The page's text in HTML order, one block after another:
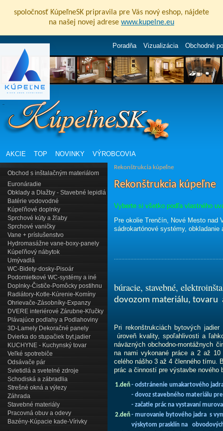
spoločnosť KúpeľneSK pripravila pre Vás nový eshop, nájdete
na našej novej adrese www.kupelne.eu
Poradňa Vizualizácia Obchodné
AKCIE TOP NOVINKY VÝROBCOVIA
Obchod s inštalačným materiálom
Euronáradie
Obklady a Dlažby - Stavebné lepidlá
Batérie vodovodné
Kúpeľňové doplnky
Sprchové kúty a žľaby
Sprchové vaničky
Vane + príslušenstvo
Hydromasážne vane-boxy-panely
Kúpeľňový nábytok
Umývadlá
WC-Bidety-dosky-Pisoár
Podomietkové WC-systémy a iné
Doplnky-Čističe-Pomôcky postihnu
Radiátory-Kotle-Kúrenie-Komíny
Ohrievače-Zásobníky-Expanzy
DVERE interiérové Zárubne-Kľučky
Plávajúce podlahy a Podlahoviny
3D-Lamely Dekoračné panely
Dvierka do stupačiek byt.jadier
KUCHYNE - Kuchynský tovar
Veľké spotrebiče
Odsávače pár
Svietidlá a svetelné zdroje
Schodiská a zábradlia
Strešné okná a výlezy
Záhrada
Stavebné materiály
Pracovná obuv a odevy
Bazény-Kúpacie kade-Vírivky
Rekonštrukcia kúpeľne
Rekonštrukcia kúpeľne
Vyberte si všetko podľa vlastného
Pre okolie Trenčín, Nové Mesto
sádrokartónové systémy,
búracie, stavebné,
dovozom materiálu, tovaru
Pri rekonštrukciách bytových
úroveň kvality, spoľahlivosti a
náväzných obchodno-montážnych
na nami vykonané práce a 2 až 10
celého nášho 3 až 4 členného tímu.
prác a činností pre výstavbe nového
1.deň- odstránenie umakartového
- dovoz stavebného materiálu
- začatie prác na vystavaní
2.deň- murovanie bytového jadra s
výskytom prasklín na